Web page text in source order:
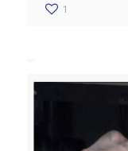
1